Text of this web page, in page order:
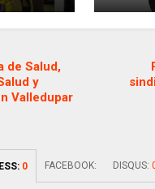
de Salud,
y
Valledupar
0 FACEBOOK: DISQUS: